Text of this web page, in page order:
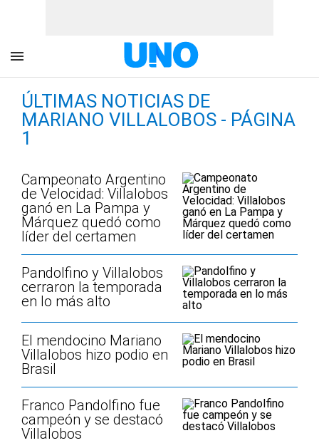
ÚLTIMAS NOTICIAS DE
MARIANO VILLALOBOS - PÁGINA
1
Campeonato Argentino
de Velocidad: Villalobos
ganó en La Pampa y
Márquez quedó como
líder del certamen
Pandolfino y Villalobos
cerraron la temporada
en lo más alto
El mendocino Mariano
Villalobos hizo podio en
Brasil
Franco Pandolfino fue
campeón y se destacó
Villalobos